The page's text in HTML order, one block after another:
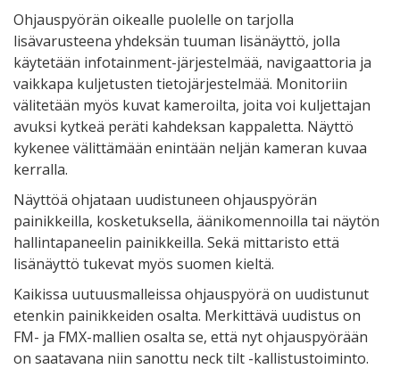
Ohjauspyörän oikealle puolelle on tarjolla
lisävarusteena yhdeksän tuuman lisänäyttö, jolla
käytetään infotainment-järjestelmää, navigaattoria ja
vaikkapa kuljetusten tietojärjestelmää. Monitoriin
välitetään myös kuvat kameroilta, joita voi kuljettajan
avuksi kytkeä peräti kahdeksan kappaletta. Näyttö
kykenee välittämään enintään neljän kameran kuvaa
kerralla.
Näyttöä ohjataan uudistuneen ohjauspyörän
painikkeilla, kosketuksella, äänikomennoilla tai näytön
hallintapaneelin painikkeilla. Sekä mittaristo että
lisänäyttö tukevat myös suomen kieltä.
Kaikissa uutuusmalleissa ohjauspyörä on uudistunut
etenkin painikkeiden osalta. Merkittävä uudistus on
FM- ja FMX-mallien osalta se, että nyt ohjauspyörään
on saatavana niin sanottu neck tilt -kallistustoiminto.